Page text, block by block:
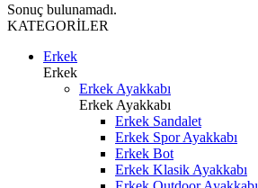
Sonuç bulunamadı.
KATEGORİLER
Erkek
Erkek
Erkek Ayakkabı
Erkek Ayakkabı
Erkek Sandalet
Erkek Spor Ayakkabı
Erkek Bot
Erkek Klasik Ayakkabı